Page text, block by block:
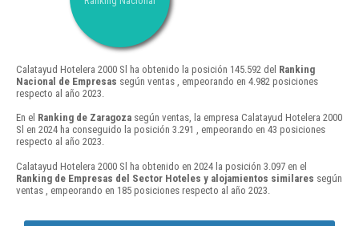
Calatayud Hotelera 2000 Sl ha obtenido la posición 145.592 del Ranking
Nacional de Empresas según ventas , empeorando en 4.982 posiciones
respecto al año 2023.
En el Ranking de Zaragoza según ventas, la empresa Calatayud Hotelera 2000
Sl en 2024 ha conseguido la posición 3.291 , empeorando en 43 posiciones
respecto al año 2023.
Calatayud Hotelera 2000 Sl ha obtenido en 2024 la posición 3.097 en el
Ranking de Empresas del Sector Hoteles y alojamientos similares según
ventas , empeorando en 185 posiciones respecto al año 2023.